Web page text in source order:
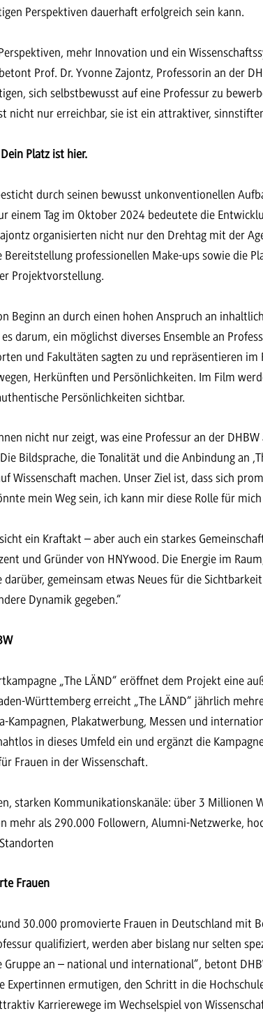
Perspektiven dauerhaft erfolgreich sein kann.
mehr Innovation und ein
Prof. Dr. Yvonne Zajontz, Professorin an der
sich selbstbewusst auf eine Professur zu
nicht nur erreichbar, sie ist ein attraktiver,
Platz ist hier.
durch seinen bewusst unkonventionellen
einem Tag im Oktober 2024 bedeutete die
organisierten nicht nur den Drehtag mit der
professionellen Make-ups sowie die
Projektvorstellung.
Beginn an durch einen hohen Anspruch an
darum, ein möglichst diverses Ensemble an
und Fakultäten sagten zu und repräsentieren im
Herkünften und Persönlichkeiten. Im Film
Persönlichkeiten sichtbar.
nicht nur zeigt, was eine Professur an der
Bildsprache, die Tonalität und die Anbindung an
Wissenschaft machen. Unser Ziel ist, dass sich
mein Weg sein, ich kann mir diese Rolle für
ein Kraftakt – aber auch ein starkes
und Gründer von HNYwood. Die Energie im
gemeinsam etwas Neues für die
Dynamik gegeben.“
„The LÄND“ eröffnet dem Projekt eine
Württemberg erreicht „The LÄND“ jährlich
Kampagnen, Plakatwerbung, Messen und
in dieses Umfeld ein und ergänzt die
Frauen in der Wissenschaft.
starken Kommunikationskanäle: über 3 Millionen
mehr als 290.000 Followern, Alumni-Netzwerke,
Frauen
30.000 promovierte Frauen in Deutschland mit
qualifiziert, werden aber bislang nur selten
Gruppe an – national und international“, betont
ermutigen, den Schritt in die
Karrierewege im Wechselspiel von